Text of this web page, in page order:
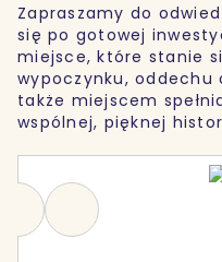
Zapraszamy do
się po gotowej
miejsce, które stanie
wypoczynku, oddechu
także miejscem
wspólnej, pięknej